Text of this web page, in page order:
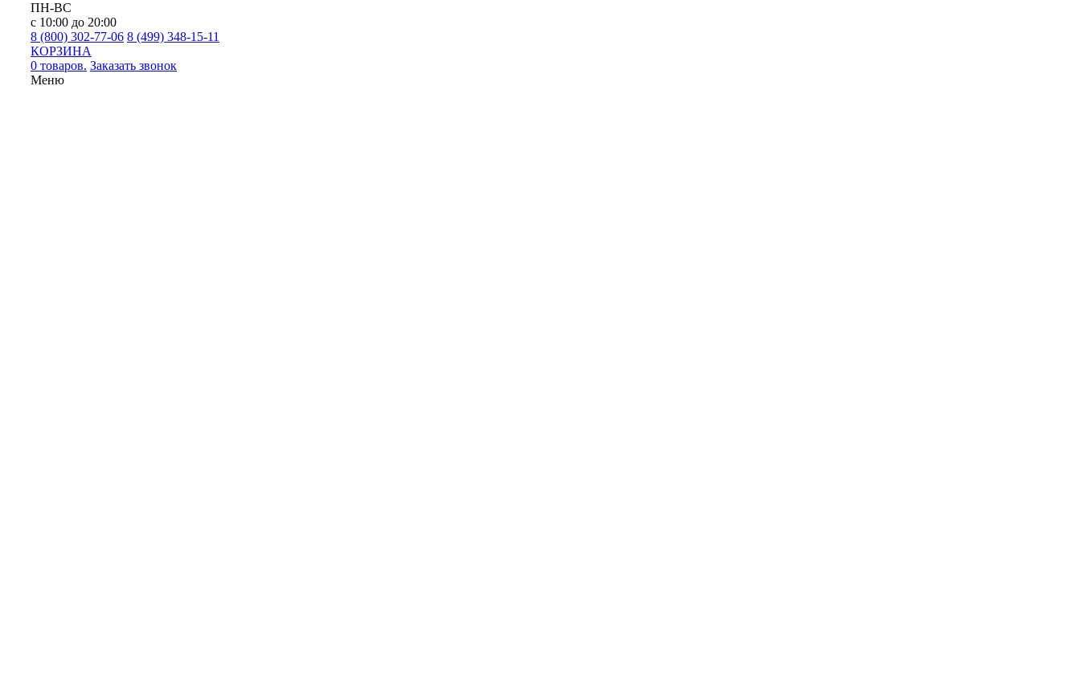
ПН-ВС
с 10:00 до 20:00
8 (800) 302-77-06 8 (499) 348-15-11
КОРЗИНА
0 товаров. Заказать звонок
Меню